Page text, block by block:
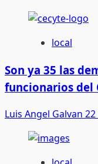
local
Son ya 35 las
funcionarios del
Luis Angel Galvan